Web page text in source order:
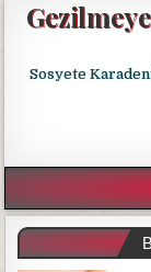
Sosyete